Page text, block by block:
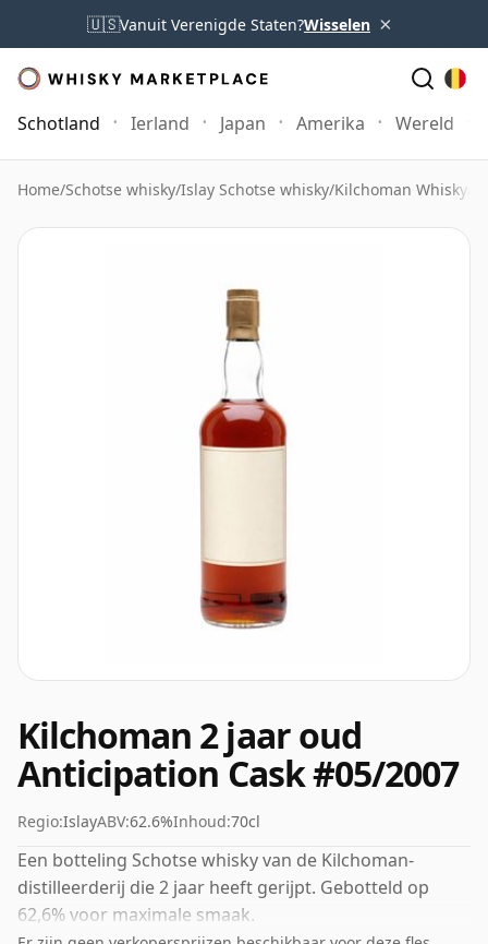
🇺🇸Vanuit Verenigde Staten?Wisselen ×
Schotland Ierland Japan Amerika Wereld
Home/Schotse whisky/Islay Schotse whisky/Kilchoman Whisky
Kilchoman 2 jaar oud
Anticipation Cask #05/2007
Regio:IslayABV:62.6%Inhoud:70cl
Een botteling Schotse whisky van de Kilchoman-
distilleerderij die 2 jaar heeft gerijpt. Gebotteld op
62,6% voor maximale smaak.